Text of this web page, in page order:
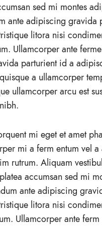
sed mi montes
ante adipiscing gravida
litora nisi
Ullamcorper ante
parturient id a
a ullamcorper
ullamcorper arcu est
mi eget et amet
mi a ferm entum vel a
rutrum. Aliquam
accumsan sed mi
ante adipiscing
litora nisi
Ullamcorper ante ferm